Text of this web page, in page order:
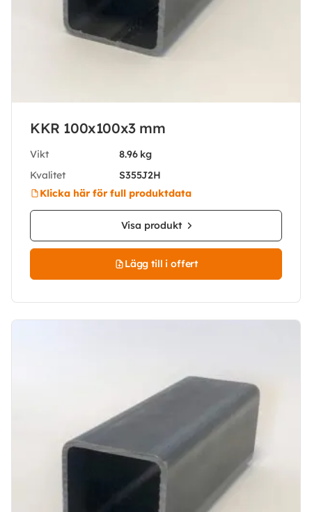
KKR 100x100x3 mm
Vikt
8.96 kg
Kvalitet
S355J2H
Klicka här för full produktdata
Visa produkt
Lägg till i offert